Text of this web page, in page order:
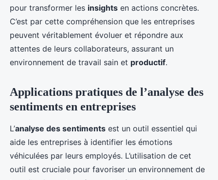
pour transformer les insights en actions concrètes.
C’est par cette compréhension que les entreprises
peuvent véritablement évoluer et répondre aux
attentes de leurs collaborateurs, assurant un
environnement de travail sain et productif.
Applications pratiques de l’analyse des
sentiments en entreprises
L’analyse des sentiments est un outil essentiel qui
aide les entreprises à identifier les émotions
véhiculées par leurs employés. L’utilisation de cet
outil est cruciale pour favoriser un environnement de